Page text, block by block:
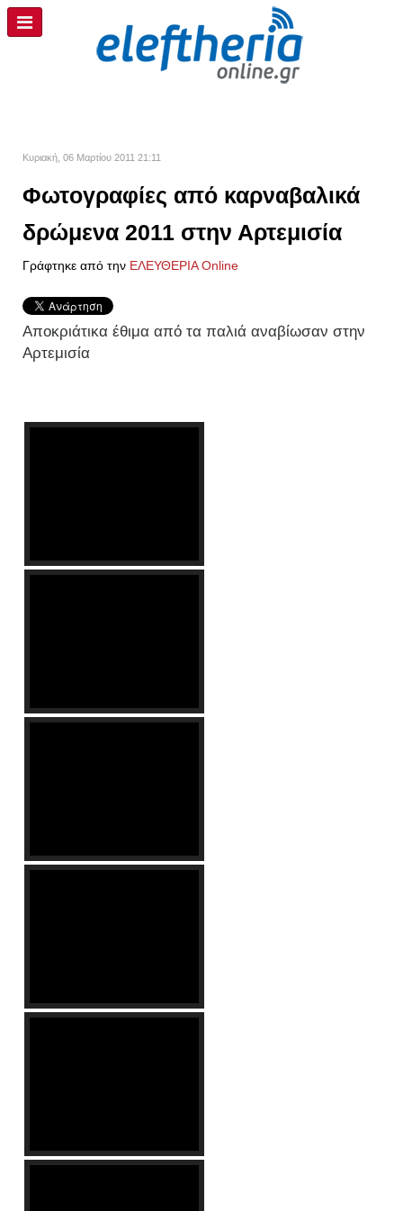
Κυριακή, 06 Μαρτίου 2011 21:11
Φωτoγραφίες από καρναβαλικά
δρώμενα 2011 στην Αρτεμισία
Γράφτηκε από την ΕΛΕΥΘΕΡΙΑ Online
Αποκριάτικα έθιμα από τα παλιά αναβίωσαν στην
Αρτεμισία